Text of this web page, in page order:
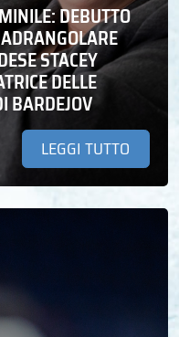
DEBUTTO
STACEY
DELLE
BARDEJOV
LEGGI TUTTO